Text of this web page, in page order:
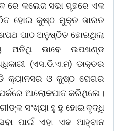
ରେ କଲେଜ ସଭା ଗୃହରେ ଏକ
ହୋଇ କୁଷ୍ଠ ମୁକ୍ତ ଭାରତ
ପାଠ ଅନୁଷ୍ଠିତ ହୋଇଥିଲା
ଅତିଥି ଭାବେ ଉପଖଣ୍ଡ
(ଏସ.ଡି.ଏ.ମ) ଡାକ୍ତର
କ୍ୟାନସର ଓ କୁଷ୍ଠ ରୋଗର
ଆଲୋକପାତ କରିଥିଲେ।
ସଂଖ୍ୟା ହୁ ହୁ ହୋଇ ବୃଦ୍ଧି
ପାଇଁ ଏହା ଏକ ଆହ୍ବାନ